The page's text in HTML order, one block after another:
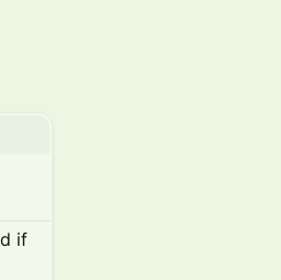
if